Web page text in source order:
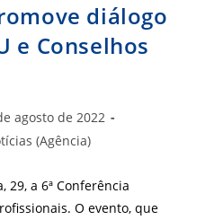
diálogo
e Conselhos
agosto de 2022
(Agência)
29, a 6ª Conferência
O evento, que